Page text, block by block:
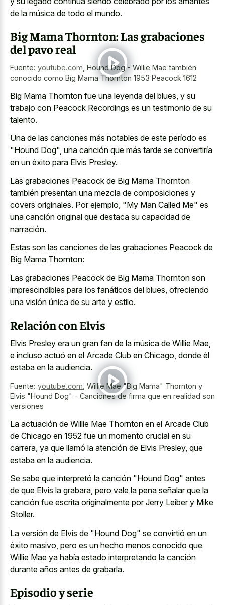
de la música de todo el mundo.
Big Mama Thornton: Las grabaciones
del pavo real
Fuente: youtube.com Hound Dog - Willie Mae también
conocido como Big Mama Thornton 1953 Peacock 1612
Big Mama Thornton fue una leyenda del blues, y su
trabajo con Peacock Recordings es un testimonio de su
talento.
Una de las canciones más notables de este período es
"Hound Dog", una canción que más tarde se convertiría
en un éxito para Elvis Presley.
Las grabaciones Peacock de Big Mama Thornton
también presentan una mezcla de composiciones y
covers originales. Por ejemplo, "My Man Called Me" es
una canción original que destaca su capacidad de
narración.
Estas son las canciones de las grabaciones Peacock de
Big Mama Thornton:
Las grabaciones Peacock de Big Mama Thornton son
imprescindibles para los fanáticos del blues, ofreciendo
una visión única de su arte y estilo.
Relación con Elvis
Elvis Presley era un gran fan de la música de Willie Mae,
e incluso actuó en el Arcade Club en Chicago, donde él
estaba en la audiencia.
Fuente: youtube.com Willie Mae "Big Mama" Thornton y
Elvis "Hound Dog" - Canciones de firma que en realidad son
versiones
La actuación de Willie Mae Thornton en el Arcade Club
de Chicago en 1952 fue un momento crucial en su
carrera, ya que llamó la atención de Elvis Presley, que
estaba en la audiencia.
Se sabe que interpretó la canción "Hound Dog" antes
de que Elvis la grabara, pero vale la pena señalar que la
canción fue escrita originalmente por Jerry Leiber y Mike
Stoller.
La versión de Elvis de "Hound Dog" se convirtió en un
éxito masivo, pero es un hecho menos conocido que
Willie Mae ya había estado interpretando la canción
durante años antes de grabarla.
Episodio y serie